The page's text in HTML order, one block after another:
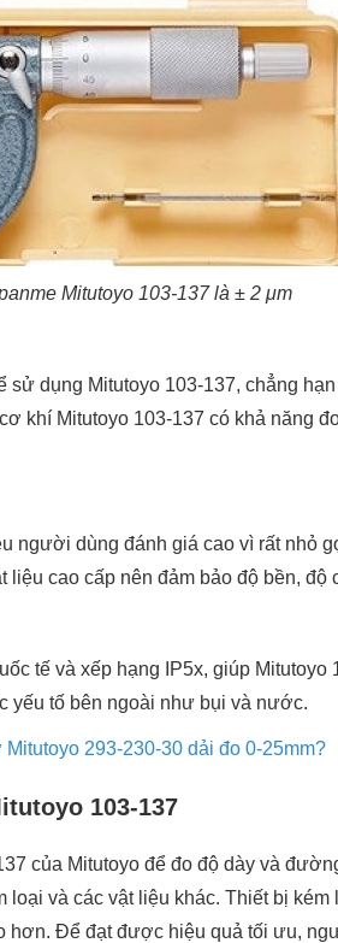
Mitutoyo 103-137 là ± 2 μm
dụng Mitutoyo 103-137, chẳng
khí Mitutoyo 103-137 có khả năng
người dùng đánh giá cao vì rất nhỏ
liệu cao cấp nên đảm bảo độ bền, độ
tế và xếp hạng IP5x, giúp Mitutoyo
yếu tố bên ngoài như bụi và nước.
293-230-30 dải đo 0-25mm?
103-137
của Mitutoyo để đo độ dày và
loại và các vật liệu khác. Thiết bị
hơn. Để đạt được hiệu quả tối ưu,